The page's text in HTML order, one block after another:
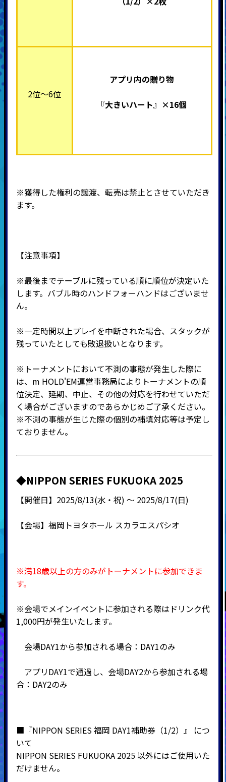
2位～6位
アプリ内の贈り物
『大きいハート』×16個
※獲得した権利の譲渡、転売は禁止とさせていただき
ます。
【注意事項】
※最後までテーブルに残っている順に順位が決定いた
します。バブル時のハンドフォーハンドはございませ
ん。
※一定時間以上プレイを中断された場合、スタックが
残っていたとしても敗退扱いとなります。
※トーナメントにおいて不測の事態が発生した際に
は、m HOLD'EM運営事務局によりトーナメントの順
位決定、延期、中止、その他の対応を行わせていただ
く場合がございますのであらかじめご了承ください。
※不測の事態が生じた際の個別の補填対応等は予定し
ておりません。
◆NIPPON SERIES FUKUOKA 2025
【開催日】 2025/8/13(水・祝) ～ 2025/8/17(日)
【会場】 福岡トヨタホール スカラエスパシオ
※満18歳以上の方のみがトーナメントに参加できま
す。
※会場でメインイベントに参加される際はドリンク代
1,000円が発生いたします。
会場DAY1から参加される場合：DAY1のみ
アプリDAY1で通過し、会場DAY2から参加される場
合：DAY2のみ
■『NIPPON SERIES 福岡 DAY1補助券（1/2）』 につ
いて
NIPPON SERIES FUKUOKA 2025 以外にはご使用いた
だけません。